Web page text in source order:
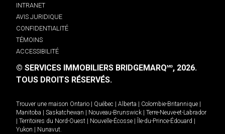
INTRANET
AVIS JURIDIQUE
CONFIDENTIALITÉ
TÉMOINS
ACCESSIBILITÉ
© SERVICES IMMOBILIERS BRIDGEMARQMD, 2026.
TOUS DROITS RÉSERVÉS.
Trouver une maison Ontario Québec Alberta Colombie-Britannique
Manitoba
Saskatchewan Nouveau-Brunswick
Terre-Neuve-et-Labrador
Territoires du Nord-Ouest Nouvelle-Écosse Île-du-Prince-Édouard
Yukon
Nunavut.